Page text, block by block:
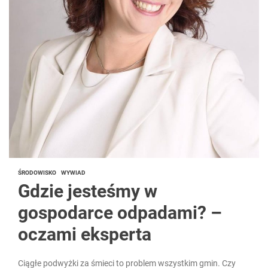
ŚRODOWISKO WYWIAD
Gdzie jesteśmy w
gospodarce odpadami? –
oczami eksperta
Ciągłe podwyżki za śmieci to problem wszystkim gmin. Czy